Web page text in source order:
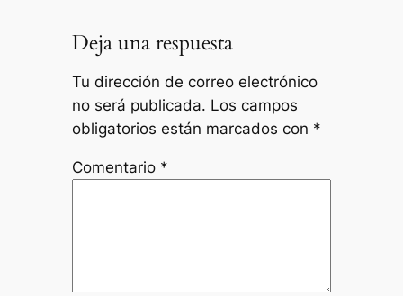
Deja una respuesta
Tu dirección de correo electrónico
no será publicada. Los campos
obligatorios están marcados con *
Comentario *